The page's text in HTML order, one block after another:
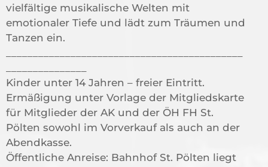
vielfältige musikalische Welten mit
emotionaler Tiefe und lädt zum Träumen und
Tanzen ein.
Kinder unter 14 Jahren – freier Eintritt.
Ermäßigung unter Vorlage der Mitgliedskarte
für Mitglieder der AK und der ÖH FH St.
Pölten sowohl im Vorverkauf als auch an der
Abendkasse.
Öffentliche Anreise: Bahnhof St. Pölten liegt